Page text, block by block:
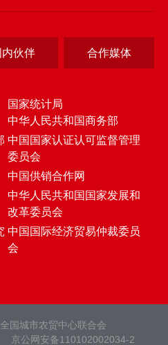
内伙伴 合作媒体
国家统计局
中华人民共和国商务部
中国国家认证认可监督管理
委员会
中国供销合作网
中华人民共和国国家发展和
改革委员会
中国国际经济贸易仲裁委员
会
国城市农贸中心联合会
京公网安备110102002034-2